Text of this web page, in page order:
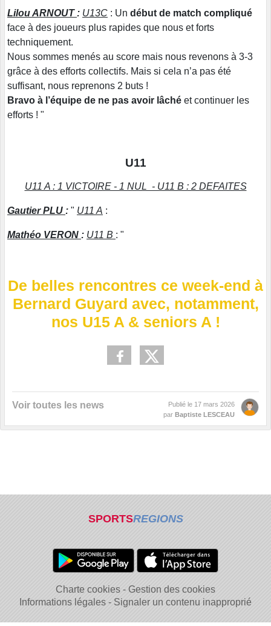
Lilou ARNOUT : U13C : Un début de match compliqué
face à des joueurs plus rapides que nous et forts
techniquement.
Nous sommes menés au score mais nous revenons à 3-3
grâce à des efforts collectifs. Mais si cela n’a pas été
suffisant, nous reprenons 2 buts !
Bravo à l’équipe de ne pas avoir lâché et continuer les
efforts ! "
U11
U11 A : 1 VICTOIRE - 1 NUL - U11 B : 2 DEFAITES
Gautier PLU : " U11 A :
Mathéo VERON : U11 B : "
De belles rencontres ce week-end à
Bernard Guyard avec, notamment,
nos U15 A & seniors A !
Voir toutes les news Publié le 17 mars 2026
par Baptiste LESCEAU
SPORTSREGIONS
Charte cookies
Gestion des cookies
Informations légales
Signaler un contenu inapproprié